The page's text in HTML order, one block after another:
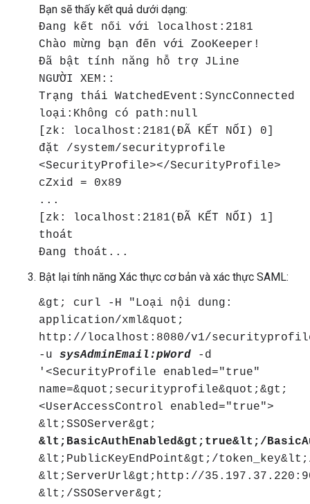
Bạn sẽ thấy kết quả dưới dạng:
Đang kết nối với localhost:2181
Chào mừng bạn đến với ZooKeeper!
Đã bật tính năng hỗ trợ JLine
NGƯỜI XEM::
Trạng thái WatchedEvent:SyncConnected
loại:Không có path:null
[zk: localhost:2181(ĐÃ KẾT NỐI) 0]
đặt /system/securityprofile
<SecurityProfile></SecurityProfile>
cZxid = 0x89
...
[zk: localhost:2181(ĐÃ KẾT NỐI) 1]
thoát
Đang thoát...
Bật lại tính năng Xác thực cơ bản và xác thực SAML:
&gt; curl -H "Loại nội dung:
application/xml&quot;
http://localhost:8080/v1/
-u sysAdminEmail:pWord -d
'<SecurityProfile enabled="true"
name=&quot;securityprofile&quot;&gt;
<UserAccessControl enabled="true">
&lt;SSOServer&gt;
&lt;BasicAuthEnabled&gt;true&lt;/
&lt;PublicKeyEndPoint&gt;/
&lt;ServerUrl&gt;http://
&lt;/SSOServer&gt;